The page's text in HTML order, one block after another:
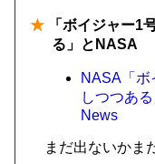
★ 「ボイジャー1
る」とNASA
NASA「ボ
しつつあ
News
まだ出ないかま